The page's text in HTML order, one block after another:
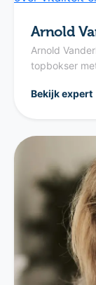
Arnold
Arnold
topbokser
Bekijk expert